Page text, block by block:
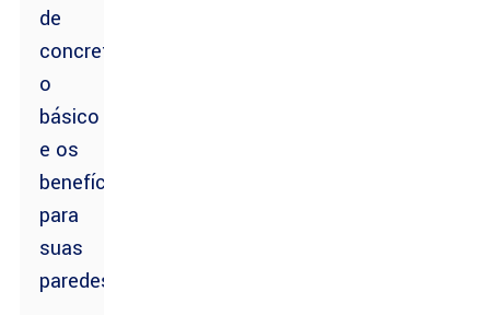
de
concreto:
o
básico
e os
benefícios
para
suas
paredes